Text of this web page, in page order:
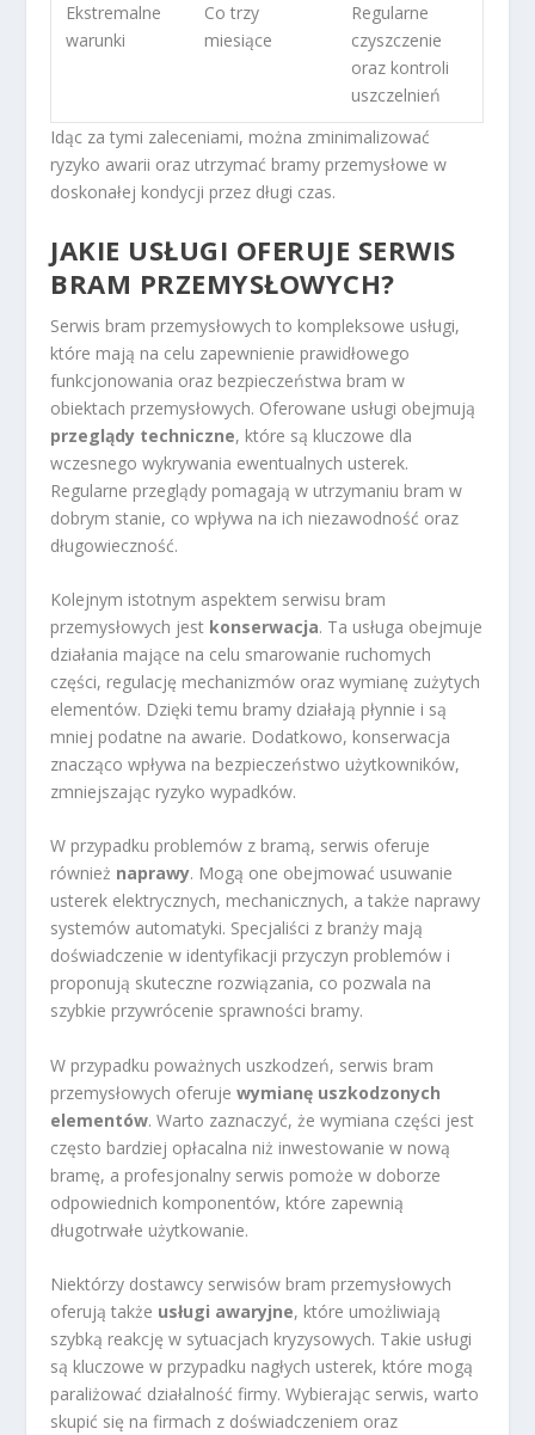
Ekstremalne
warunki
Co trzy
miesiące
Regularne
czyszczenie
oraz kontroli
uszczelnień
Idąc za tymi zaleceniami, można zminimalizować
ryzyko awarii oraz utrzymać bramy przemysłowe w
doskonałej kondycji przez długi czas.
JAKIE USŁUGI OFERUJE SERWIS
BRAM PRZEMYSŁOWYCH?
Serwis bram przemysłowych to kompleksowe usługi,
które mają na celu zapewnienie prawidłowego
funkcjonowania oraz bezpieczeństwa bram w
obiektach przemysłowych. Oferowane usługi obejmują
przeglądy techniczne, które są kluczowe dla
wczesnego wykrywania ewentualnych usterek.
Regularne przeglądy pomagają w utrzymaniu bram w
dobrym stanie, co wpływa na ich niezawodność oraz
długowieczność.
Kolejnym istotnym aspektem serwisu bram
przemysłowych jest konserwacja. Ta usługa obejmuje
działania mające na celu smarowanie ruchomych
części, regulację mechanizmów oraz wymianę zużytych
elementów. Dzięki temu bramy działają płynnie i są
mniej podatne na awarie. Dodatkowo, konserwacja
znacząco wpływa na bezpieczeństwo użytkowników,
zmniejszając ryzyko wypadków.
W przypadku problemów z bramą, serwis oferuje
również naprawy. Mogą one obejmować usuwanie
usterek elektrycznych, mechanicznych, a także naprawy
systemów automatyki. Specjaliści z branży mają
doświadczenie w identyfikacji przyczyn problemów i
proponują skuteczne rozwiązania, co pozwala na
szybkie przywrócenie sprawności bramy.
W przypadku poważnych uszkodzeń, serwis bram
przemysłowych oferujewymianę uszkodzonych
elementów. Warto zaznaczyć, że wymiana części jest
często bardziej opłacalna niż inwestowanie w nową
bramę, a profesjonalny serwis pomoże w doborze
odpowiednich komponentów, które zapewnią
długotrwałe użytkowanie.
Niektórzy dostawcy serwisów bram przemysłowych
oferują także usługi awaryjne, które umożliwiają
szybką reakcję w sytuacjach kryzysowych. Takie usługi
są kluczowe w przypadku nagłych usterek, które mogą
paraliżować działalność firmy. Wybierając serwis, warto
skupić się na firmach z doświadczeniem oraz